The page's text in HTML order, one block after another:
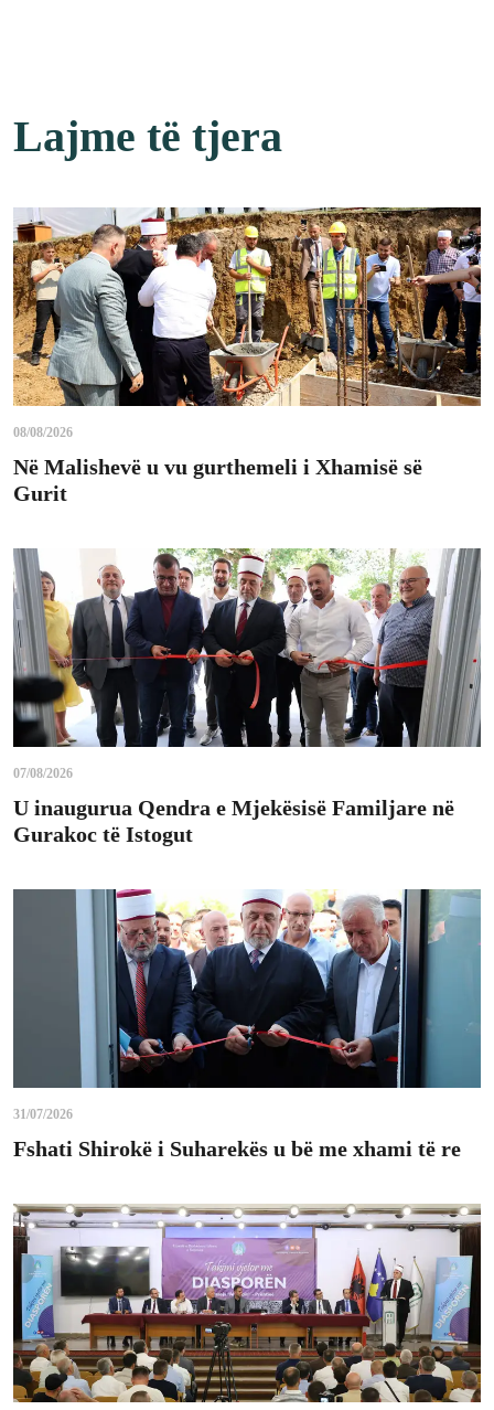
Lajme të tjera
08/08/2026
Në Malishevë u vu gurthemeli i Xhamisë së
Gurit
07/08/2026
U inaugurua Qendra e Mjekësisë Familjare në
Gurakoc të Istogut
31/07/2026
Fshati Shirokë i Suharekës u bë me xhami të re